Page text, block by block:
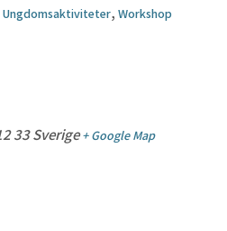
Ungdomsaktiviteter, Workshop
33 Sverige + Google Map